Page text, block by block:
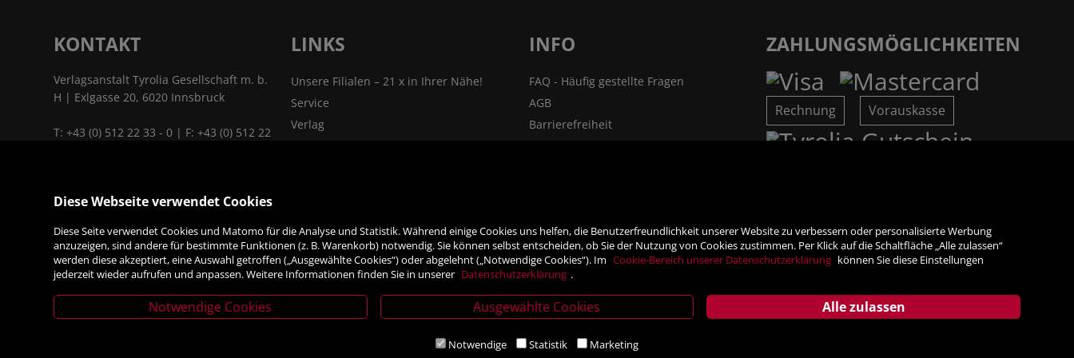
KONTAKT
Verlagsanstalt Tyrolia Gesellschaft m. b.
H | Exlgasse 20, 6020 Innsbruck
T:+43 (0) 512 22 33 - 0 | F: +43 (0) 512 22
ALLES
FÜRS BÜRO
LINKS
Unsere Filialen – 21 x in Ihrer Nähe!
Service
Verlag
INFO
FAQ - Häufig gestellte Fragen
AGB
Barrierefreiheit
ZAHLUNGSMÖGLICHKEITEN
Rechnung Vorauskasse
Diese Webseite verwendet Cookies
Diese Seite verwendet Cookies und Matomo für die Analyse und Statistik. Während einige Cookies uns helfen, die Benutzerfreundlichkeit unserer Website zu verbessern oder personalisierte Werbung
anzuzeigen, sind andere für bestimmte Funktionen (z. B. Warenkorb) notwendig. Sie können selbst entscheiden, ob Sie der Nutzung von Cookies zustimmen. Per Klick auf die Schaltfläche „Alle zulassen“
werden diese akzeptiert, eine Auswahl getroffen („Ausgewählte Cookies“) oder abgelehnt („Notwendige Cookies“). Im Cookie-Bereich unserer Datenschutzerklärung können Sie diese Einstellungen
jederzeit wieder aufrufen und anpassen. Weitere Informationen finden Sie in unserer Datenschutzerklärung .
Notwendige Cookies Ausgewählte Cookies Alle zulassen
Notwendige Statistik Marketing